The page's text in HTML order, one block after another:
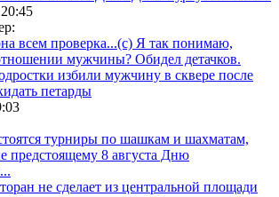
всем проверка...(с) Я так понимаю,
мужчины? Обидел детачков.
избили мужчину в сквере после
петарды
турниры по шашкам и шахматам,
предстоящему 8 августа Дню
не сделает из центральной площади